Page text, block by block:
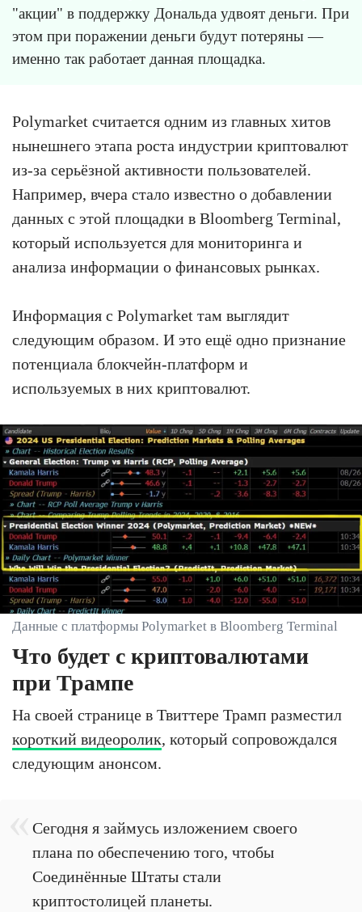
"акции" в поддержку Дональда удвоят деньги. При
этом при поражении деньги будут потеряны —
именно так работает данная площадка.
Polymarket считается одним из главных хитов
нынешнего этапа роста индустрии криптовалют
из-за серьёзной активности пользователей.
Например, вчера стало известно о добавлении
данных с этой площадки в Bloomberg Terminal,
который используется для мониторинга и
анализа информации о финансовых рынках.
Информация с Polymarket там выглядит
следующим образом. И это ещё одно признание
потенциала блокчейн-платформ и
используемых в них криптовалют.
Данные с платформы Polymarket в Bloomberg Terminal
Что будет с криптовалютами
при Трампе
На своей странице в Твиттере Трамп разместил
короткий видеоролик, который сопровождался
следующим анонсом.
Сегодня я займусь изложением своего
плана по обеспечению того, чтобы
Соединённые Штаты стали
криптостолицей планеты.